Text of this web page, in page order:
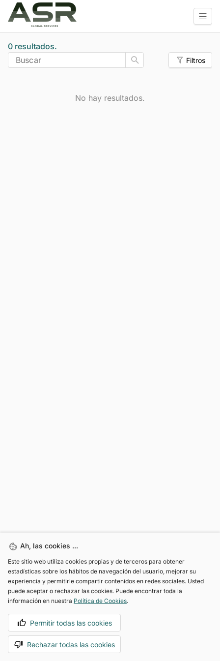
0 resultados.
Buscar
Filtros
No hay resultados.
Ah, las cookies ...
Este sitio web utiliza cookies propias y de terceros para obtener
estadísticas sobre los hábitos de navegación del usuario, mejorar su
experiencia y permitirle compartir contenidos en redes sociales. Usted
puede aceptar o rechazar las cookies. Puede encontrar toda la
información en nuestra Política de Cookies.
Permitir todas las cookies
Rechazar todas las cookies